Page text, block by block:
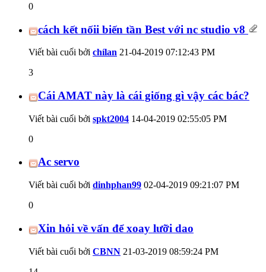
0
cách kết nốii biến tần Best với nc studio v8
Viết bài cuối bởi chílan 21-04-2019 07:12:43 PM
3
Cái AMAT này là cái giống gì vậy các bác?
Viết bài cuối bởi spkt2004 14-04-2019 02:55:05 PM
0
Ac servo
Viết bài cuối bởi dinhphan99 02-04-2019 09:21:07 PM
0
Xin hỏi về vấn để xoay lưỡi dao
Viết bài cuối bởi CBNN 21-03-2019 08:59:24 PM